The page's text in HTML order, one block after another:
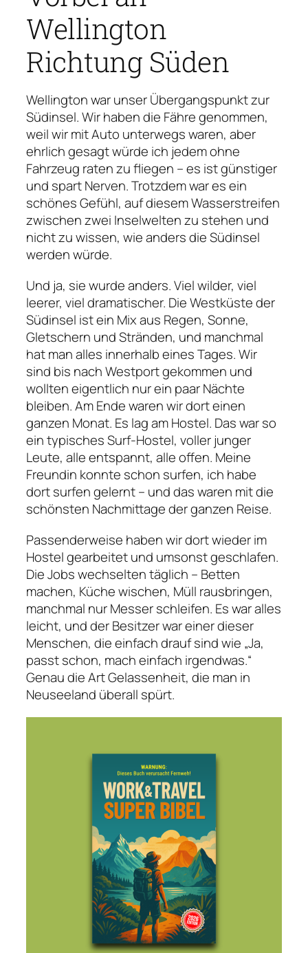
Wellington
Richtung Süden
Wellington war unser Übergangspunkt zur
Südinsel. Wir haben die Fähre genommen,
weil wir mit Auto unterwegs waren, aber
ehrlich gesagt würde ich jedem ohne
Fahrzeug raten zu fliegen – es ist günstiger
und spart Nerven. Trotzdem war es ein
schönes Gefühl, auf diesem Wasserstreifen
zwischen zwei Inselwelten zu stehen und
nicht zu wissen, wie anders die Südinsel
werden würde.
Und ja, sie wurde anders. Viel wilder, viel
leerer, viel dramatischer. Die Westküste der
Südinsel ist ein Mix aus Regen, Sonne,
Gletschern und Stränden, und manchmal
hat man alles innerhalb eines Tages. Wir
sind bis nach Westport gekommen und
wollten eigentlich nur ein paar Nächte
bleiben. Am Ende waren wir dort einen
ganzen Monat. Es lag am Hostel. Das war so
ein typisches Surf-Hostel, voller junger
Leute, alle entspannt, alle offen. Meine
Freundin konnte schon surfen, ich habe
dort surfen gelernt – und das waren mit die
schönsten Nachmittage der ganzen Reise.
Passenderweise haben wir dort wieder im
Hostel gearbeitet und umsonst geschlafen.
Die Jobs wechselten täglich – Betten
machen, Küche wischen, Müll rausbringen,
manchmal nur Messer schleifen. Es war alles
leicht, und der Besitzer war einer dieser
Menschen, die einfach drauf sind wie „Ja,
passt schon, mach einfach irgendwas.“
Genau die Art Gelassenheit, die man in
Neuseeland überall spürt.